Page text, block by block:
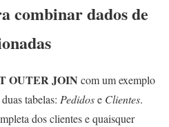
combinar dados de
OUTER JOIN com um exemplo
tabelas: Pedidose Clientes.
dos clientes e quaisquer